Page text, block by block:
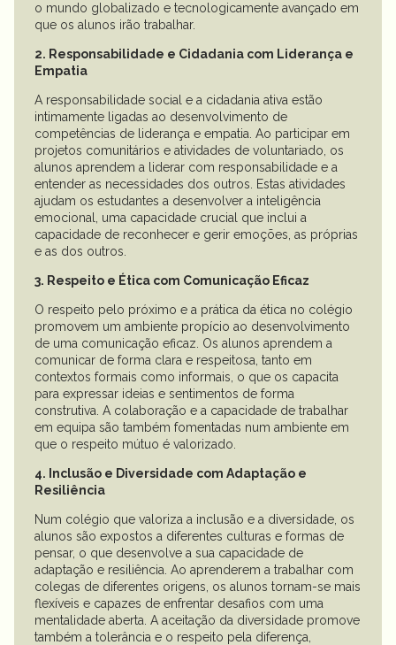
o mundo globalizado e tecnologicamente avançado em
que os alunos irão trabalhar.
2. Responsabilidade e Cidadania com Liderança e
Empatia
A responsabilidade social e a cidadania ativa estão
intimamente ligadas ao desenvolvimento de
competências de liderança e empatia. Ao participar em
projetos comunitários e atividades de voluntariado, os
alunos aprendem a liderar com responsabilidade e a
entender as necessidades dos outros. Estas atividades
ajudam os estudantes a desenvolver a inteligência
emocional, uma capacidade crucial que inclui a
capacidade de reconhecer e gerir emoções, as próprias
e as dos outros.
3. Respeito e Ética com Comunicação Eficaz
O respeito pelo próximo e a prática da ética no colégio
promovem um ambiente propício ao desenvolvimento
de uma comunicação eficaz. Os alunos aprendem a
comunicar de forma clara e respeitosa, tanto em
contextos formais como informais, o que os capacita
para expressar ideias e sentimentos de forma
construtiva. A colaboração e a capacidade de trabalhar
em equipa são também fomentadas num ambiente em
que o respeito mútuo é valorizado.
4. Inclusão e Diversidade com Adaptação e
Resiliência
Num colégio que valoriza a inclusão e a diversidade, os
alunos são expostos a diferentes culturas e formas de
pensar, o que desenvolve a sua capacidade de
adaptação e resiliência. Ao aprenderem a trabalhar com
colegas de diferentes origens, os alunos tornam-se mais
flexíveis e capazes de enfrentar desafios com uma
mentalidade aberta. A aceitação da diversidade promove
também a tolerância e o respeito pela diferença,